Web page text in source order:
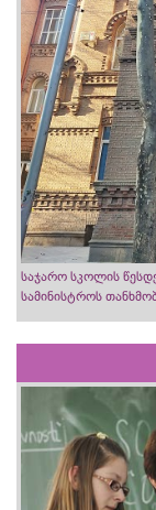
საჯარო სკოლის
სამინისტროს